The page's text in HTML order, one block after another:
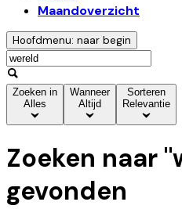
Maandoverzicht
Hoofdmenu: naar begin
Zoeken in
Alles
Wanneer
Altijd
Sorteren
Relevantie
Zoeken naar "
gevonden